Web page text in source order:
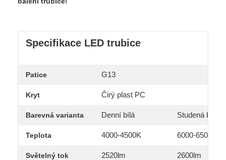
Specifikace LED trubice
Patice G13
Kryt Čirý plast PC
Barevná varianta Denní bílá Studená bílá
Teplota 4000-4500K 6000-6500K
Světelný tok 2520lm 2600lm